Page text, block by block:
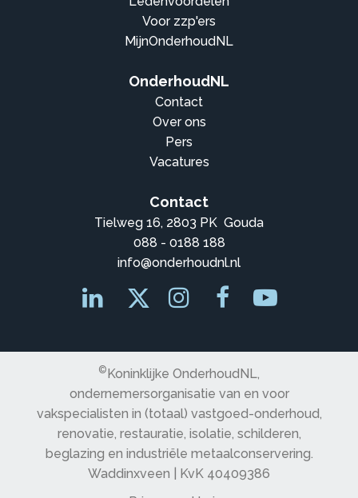
Voor zzp'ers
MijnOnderhoudNL
OnderhoudNL
Contact
Over ons
Pers
Vacatures
Contact
Tielweg 16, 2803 PK Gouda
088 - 0188 188
info@onderhoudnl.nl
©Koninklijke OnderhoudNL,
ondernemersorganisatie van en voor
vakspecialisten in (totaal) vastgoed-onderhoud,
renovatie, restauratie, isolatie, schilderen,
beglazing en industriële metaalconservering.
Waddinxveen | KvK 40409386